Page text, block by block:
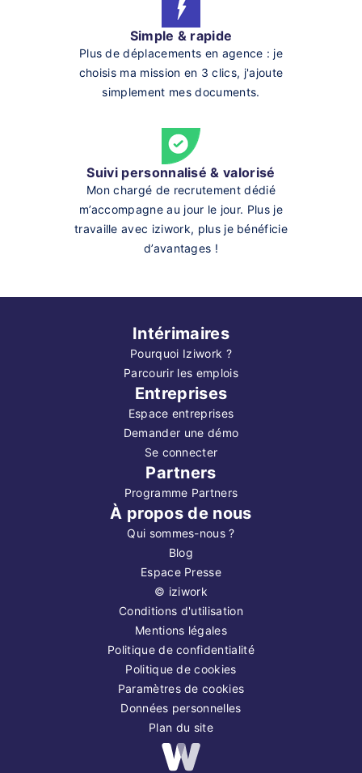
Simple & rapide
Plus de déplacements en agence : je
choisis ma mission en 3 clics, j'ajoute
simplement mes documents.
Suivi personnalisé & valorisé
Mon chargé de recrutement dédié
m’accompagne au jour le jour. Plus je
travaille avec iziwork, plus je bénéficie
d’avantages !
Intérimaires
Pourquoi Iziwork ?
Parcourir les emplois
Entreprises
Espace entreprises
Demander une démo
Se connecter
Partners
Programme Partners
À propos de nous
Qui sommes-nous ?
Blog
Espace Presse
© iziwork
Conditions d'utilisation
Mentions légales
Politique de confidentialité
Politique de cookies
Paramètres de cookies
Données personnelles
Plan du site